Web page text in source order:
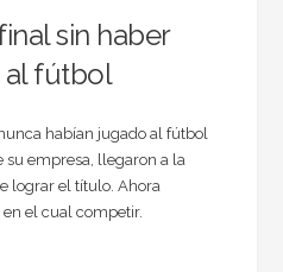
sin haber
al fútbol
habían jugado al fútbol
su empresa, llegaron a la
lograr el título. Ahora
el cual competir.